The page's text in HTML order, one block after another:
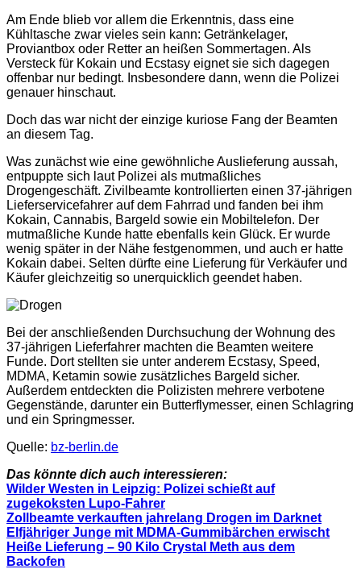
Am Ende blieb vor allem die Erkenntnis, dass eine
Kühltasche zwar vieles sein kann: Getränkelager,
Proviantbox oder Retter an heißen Sommertagen. Als
Versteck für Kokain und Ecstasy eignet sie sich dagegen
offenbar nur bedingt. Insbesondere dann, wenn die Polizei
genauer hinschaut.
Doch das war nicht der einzige kuriose Fang der Beamten
an diesem Tag.
Was zunächst wie eine gewöhnliche Auslieferung aussah,
entpuppte sich laut Polizei als mutmaßliches
Drogengeschäft. Zivilbeamte kontrollierten einen 37-jährigen
Lieferservicefahrer auf dem Fahrrad und fanden bei ihm
Kokain, Cannabis, Bargeld sowie ein Mobiltelefon. Der
mutmaßliche Kunde hatte ebenfalls kein Glück. Er wurde
wenig später in der Nähe festgenommen, und auch er hatte
Kokain dabei. Selten dürfte eine Lieferung für Verkäufer und
Käufer gleichzeitig so unerquicklich geendet haben.
Bei der anschließenden Durchsuchung der Wohnung des
37-jährigen Lieferfahrer machten die Beamten weitere
Funde. Dort stellten sie unter anderem Ecstasy, Speed,
MDMA, Ketamin sowie zusätzliches Bargeld sicher.
Außerdem entdeckten die Polizisten mehrere verbotene
Gegenstände, darunter ein Butterflymesser, einen Schlagring
und ein Springmesser.
Quelle: bz-berlin.de
Das könnte dich auch interessieren:
Wilder Westen in Leipzig: Polizei schießt auf
zugekoksten Lupo-Fahrer
Zollbeamte verkauften jahrelang Drogen im Darknet
Elfjähriger Junge mit MDMA-Gummibärchen erwischt
Heiße Lieferung – 90 Kilo Crystal Meth aus dem
Backofen